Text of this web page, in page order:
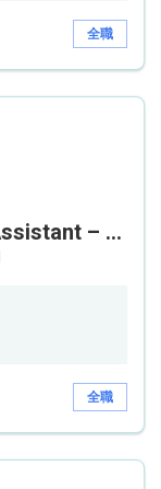
全職
操作助理 - 策劃 (Operations Assistant – Planning)
全職